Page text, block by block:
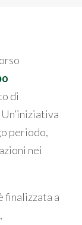
di
Un’iniziativa
periodo,
nei
finalizzata a